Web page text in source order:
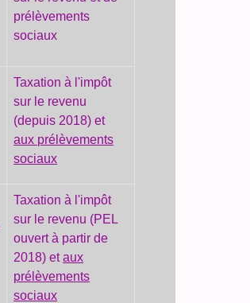
prélèvements
sociaux
Taxation à l'impôt
sur le revenu
(depuis 2018) et
aux prélèvements
sociaux
Taxation à l'impôt
sur le revenu (PEL
ouvert à partir de
2018) etaux
prélèvements
sociaux